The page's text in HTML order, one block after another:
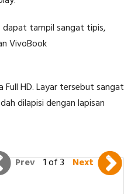
dapat tampil sangat tipis,
VivoBook
Full HD. Layar tersebut sangat
dilapisi dengan lapisan
Prev 1 of 3 Next